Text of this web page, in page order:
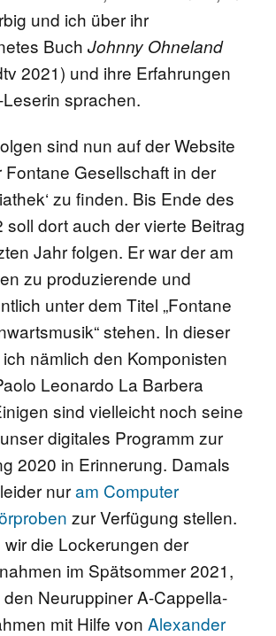
und ich über ihr
Buch Johnny Ohneland
2021) und ihre Erfahrungen
sprachen.
sind nun auf der Website
Gesellschaft in der
zu finden. Bis Ende des
soll dort auch der vierte Beitrag
Jahr folgen. Er war der am
zu produzierende und
unter dem Titel „Fontane
stehen. In dieser
nämlich den Komponisten
Leonardo La Barbera
sind vielleicht noch seine
digitales Programm zur
2020 in Erinnerung. Damals
nuram Computer
zur Verfügung stellen.
die Lockerungen der
im Spätsommer 2021,
Neuruppiner A-Cappella-
mit Hilfe von Alexander